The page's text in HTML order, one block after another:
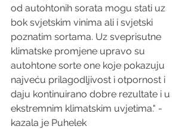
od autohtonih sorata mogu stati uz
bok svjetskim vinima ali i svjetski
poznatim sortama. Uz sveprisutne
klimatske promjene upravo su
autohtone sorte one koje pokazuju
najveću prilagodljivost i otpornost i
daju kontinuirano dobre rezultate i u
ekstremnim klimatskim uvjetima." -
kazala je Puhelek